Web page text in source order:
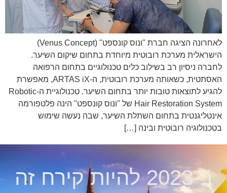
לאחרונה הציגה חברת "ונוס קונספט" (Venus Concept)
הישראלית מערכת רובוטית מיוחדת בתחום שיקום השיער.
לחברה ניסיון רב בשילוב כלים טכנולוגיים בתחום הרפואה
האסתטית, כשאותה מערכת רובוטית, ה-ARTAS iX, מאפשרת
להגיע לתוצאות טובות יותר בתחום השיער. טכנולוגיית ה-Robotic
Hair Restoration System של "ונוס קונספט" הינה פלטפורמה
אינטליגנטית בתחום השתלת השיער, שבה נעשה שימוש
בטכנולוגיה רובוטית ובינה […]
ב-2023 להיות קירח זה